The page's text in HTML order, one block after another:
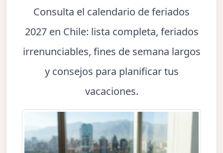
Consulta el calendario de feriados
2027 en Chile: lista completa, feriados
irrenunciables, fines de semana largos
y consejos para planificar tus
vacaciones.